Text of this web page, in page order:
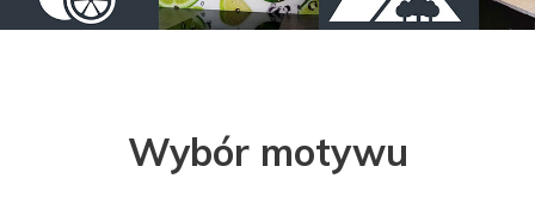
Wybór motywu